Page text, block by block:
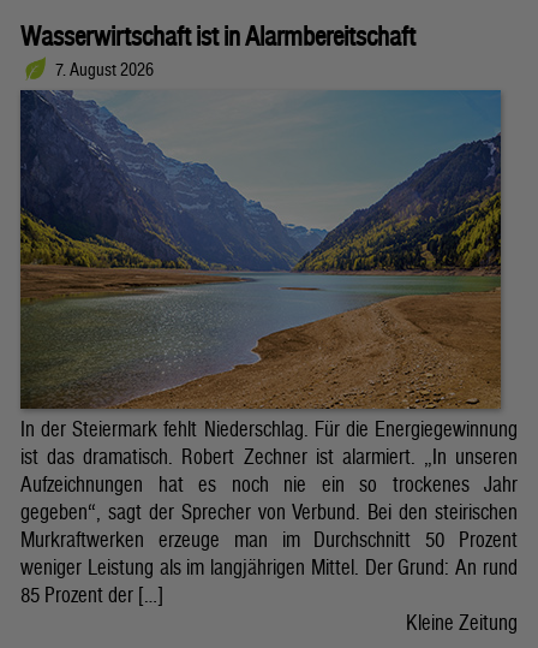
Wasserwirtschaft ist in Alarmbereitschaft
7. August 2026
In der Steiermark fehlt Niederschlag. Für die Energiegewinnung
ist das dramatisch. Robert Zechner ist alarmiert. „In unseren
Aufzeichnungen hat es noch nie ein so trockenes Jahr
gegeben“, sagt der Sprecher von Verbund. Bei den steirischen
Murkraftwerken erzeuge man im Durchschnitt 50 Prozent
weniger Leistung als im langjährigen Mittel. Der Grund: An rund
85 Prozent der […]
Kleine Zeitung